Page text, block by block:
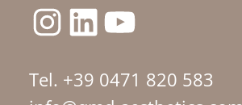
Instagram LinkedIn YouTube
Tel. +39 0471 820 583